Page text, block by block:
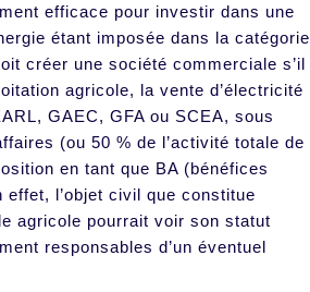
efficace pour investir dans une
étant imposée dans la catégorie
créer une société commerciale s’il
agricole, la vente d’électricité
GAEC, GFA ou SCEA, sous
(ou 50 % de l’activité totale de
en tant que BA (bénéfices
l’objet civil que constitue
agricole pourrait voir son statut
responsables d’un éventuel